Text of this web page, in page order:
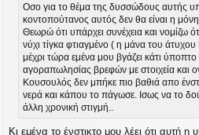
Οσο για το θέμα της δυσσώδους αυτής
κοντοπούτανος αυτός δεν θα είναι η
Θεωρώ ότι υπάρχει συνέχεια και νομίζω
νύχι τίγκα φτιαγμένο ( η μάνα του
μέχρι τώρα εμένα μου βγάζει κάτι ύποπτο
αγοραπωλησίας βρεφών με στοιχεία και
Κουσουλός δεν μπήκε πιο βαθιά απο
νερά και κάπου το πάγωσε. Ισως να το
άλλη χρονική στιγμή..
Κι εμένα το ένστικτο μου λέει ότι αυτή